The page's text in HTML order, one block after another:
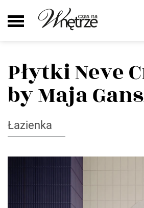
Płytki Neve
by Maja
Łazienka